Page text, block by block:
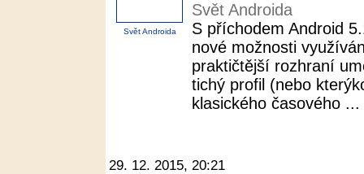
Svět Androida
Svět Androida
S příchodem Android
nové možnosti
praktičtější rozhraní
tichý profil (nebo
klasického časového ...
29. 12. 2015, 20:21